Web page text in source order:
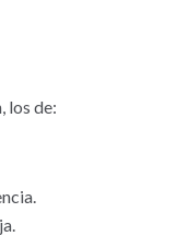
los de: